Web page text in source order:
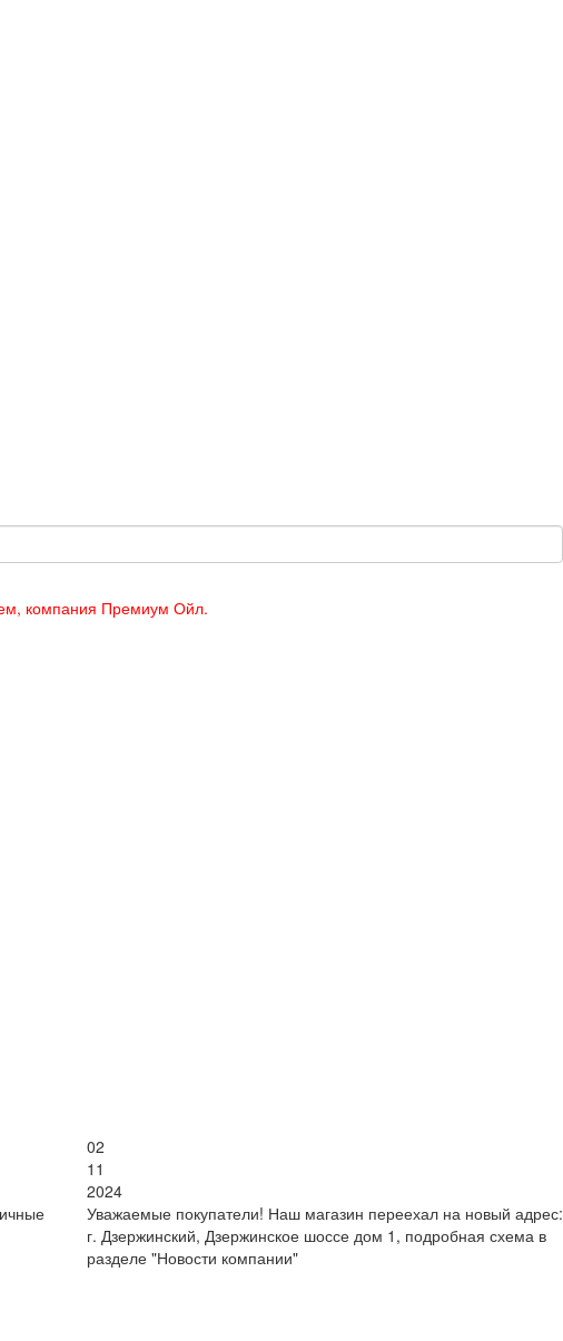
компания Премиум Ойл.
02
11
2024
Уважаемые покупатели! Наш магазин переехал на новый адрес:
г. Дзержинский, Дзержинское шоссе дом 1, подробная схема в
разделе "Новости компании"